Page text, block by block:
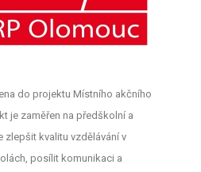
do projektu Místního akčního
je zaměřen na předškolní a
zlepšit kvalitu vzdělávání v
posílit komunikaci a